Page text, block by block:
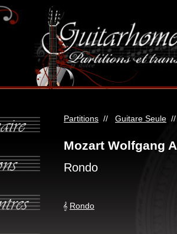
Partitions // Guitare Seule
Mozart Wolfgang
Rondo
Rondo